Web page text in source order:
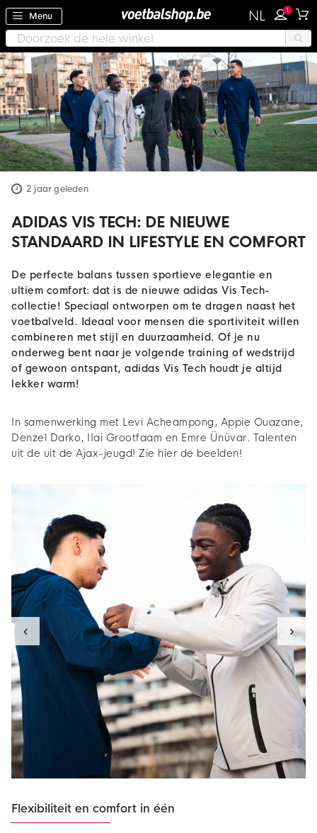
Menu NL 1
2 jaar geleden
ADIDAS VIS TECH: DE NIEUWE
STANDAARD IN LIFESTYLE EN COMFORT
De perfecte balans tussen sportieve elegantie en
ultiem comfort: dat is de nieuwe adidas Vis Tech-
collectie! Speciaal ontworpen om te dragen naast het
voetbalveld. Ideaal voor mensen die sportiviteit willen
combineren met stijl en duurzaamheid. Of je nu
onderweg bent naar je volgende training of wedstrijd
of gewoon ontspant, adidas Vis Tech houdt je altijd
lekker warm!
In samenwerking met Levi Acheampong, Appie Ouazane,
Denzel Darko, IIai Grootfaam en Emre Ünüvar. Talenten
uit de uit de Ajax-jeugd! Zie hier de beelden!
‹ ›
Flexibiliteit en comfort in één